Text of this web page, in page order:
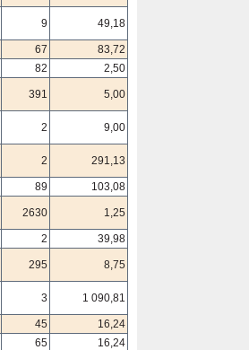
9 49,18
67
83,72
82 2,50
391 5,00
2 9,00
2 291,13
89 103,08
2630 1,25
2 39,98
295 8,75
3 1 090,81
45
16,24
65 16,24